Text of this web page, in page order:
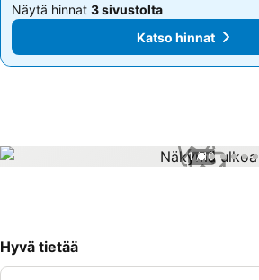
Näytä hinnat 3 sivustolta
Katso hinnat
Näytä hinnat 3 sivustolta
Katso hinnat
1 / 10
Hyvä tietää